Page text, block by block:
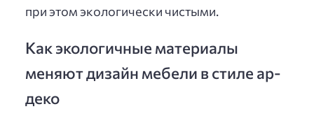
при этом экологически чистыми.
Как экологичные материалы
меняют дизайн мебели в стиле ар-
деко